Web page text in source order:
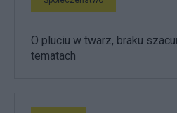
O pluciu w twarz, braku
tematach